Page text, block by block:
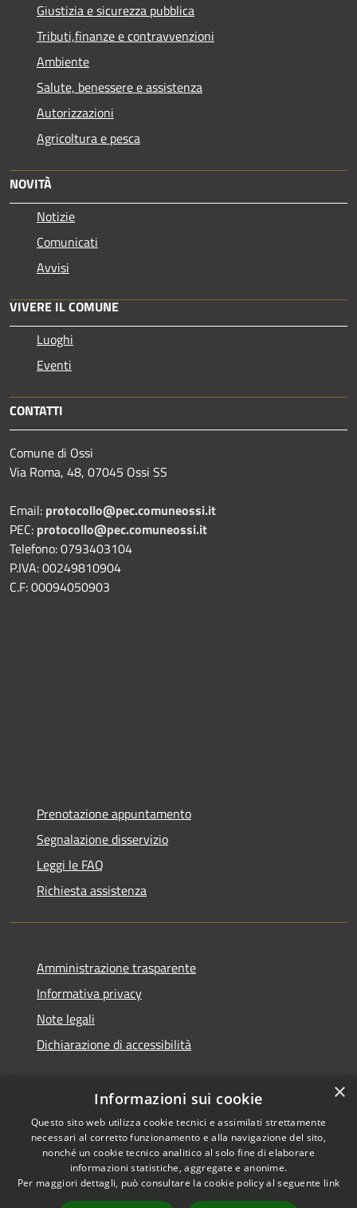
Giustizia e sicurezza pubblica
Tributi,finanze e contravvenzioni
Ambiente
Salute, benessere e assistenza
Autorizzazioni
Agricoltura e pesca
NOVITÀ
Notizie
Comunicati
Avvisi
VIVERE IL COMUNE
Luoghi
Eventi
CONTATTI
Comune di Ossi
Via Roma, 48, 07045 Ossi SS
Email: protocollo@pec.comuneossi.it
PEC: protocollo@pec.comuneossi.it
Telefono: 0793403104
P.IVA: 00249810904
C.F: 00094050903
Prenotazione appuntamento
Segnalazione disservizio
Leggi le FAQ
Richiesta assistenza
Amministrazione trasparente
Informativa privacy
Note legali
Dichiarazione di accessibilità
RSS
Accessibilità
Copyright © 2026 • Comune di
×
Informazioni sui cookie
Questo sito web utilizza cookie tecnici e assimilati strettamente
necessari al corretto funzionamento e alla navigazione del sito,
nonché un cookie tecnico analitico al solo fine di elaborare
informazioni statistiche, aggregate e anonime.
Per maggiori dettagli, può consultare la cookie policy al seguente link